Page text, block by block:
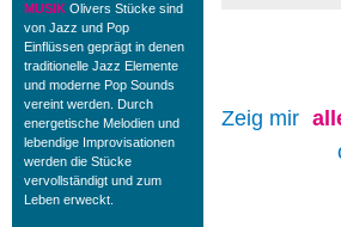
MUSIK Olivers Stücke sind
von Jazz und Pop
Einflüssen geprägt in denen
traditionelle Jazz Elemente
und moderne Pop Sounds
vereint werden. Durch
energetische Melodien und
lebendige Improvisationen
werden die Stücke
vervollständigt und zum
Leben erweckt.
Zeig mir